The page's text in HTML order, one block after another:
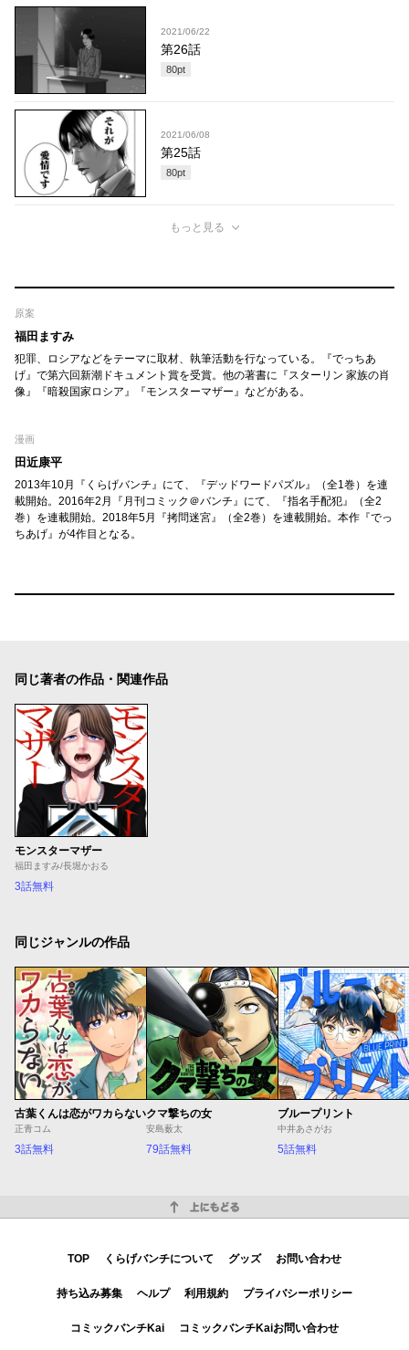
2021/06/22
第26話
80pt
2021/06/08
第25話
80pt
もっと見る
原案
福田ますみ
犯罪、ロシアなどをテーマに取材、執筆活動を行なっている。『でっちあ
げ』で第六回新潮ドキュメント賞を受賞。他の著書に『スターリン 家族の肖
像』『暗殺国家ロシア』『モンスターマザー』などがある。
漫画
田近康平
2013年10月『くらげバンチ』にて、『デッドワードパズル』（全1巻）を連
載開始。2016年2月『月刊コミック＠バンチ』にて、『指名手配犯』（全2
巻）を連載開始。2018年5月『拷問迷宮』（全2巻）を連載開始。本作『でっ
ちあげ』が4作目となる。
同じ著者の作品・関連作品
モンスターマザー
福田ますみ/長堀かおる
3話無料
同じジャンルの作品
古葉くんは恋がワカらない
正青コム
3話無料
クマ撃ちの女
安島薮太
79話無料
ブループリント
中井あさがお
5話無料
TOP くらげバンチについて グッズ お問い合わせ
持ち込み募集 ヘルプ 利用規約 プライバシーポリシー
コミックバンチKai コミックバンチKaiお問い合わせ